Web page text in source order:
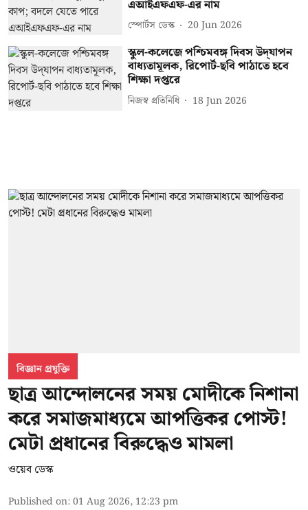
এআইএফএফ-এর নাম
স্পোর্টস ডেস্ক 20 Jun 2026
স্কুল-কলেজে পশ্চিমবঙ্গ দিবস উদ্‌যাপন
বাধ্যতামূলক, রিপোর্ট-ছবি পাঠাতে হবে
শিক্ষা দপ্তরে
নিজস্ব প্রতিনিধি 18 Jun 2026
বিজ্ঞান প্রযুক্তি
ছাত্র আন্দোলনের সময় মোদীকে নিশানা
করে সমাজমাধ্যমে আপত্তিকর পোস্ট!
মেটা প্রধানের বিরুদ্ধেও মামলা
ওয়েব ডেস্ক
Published on:01 Aug 2026, 12:23 pm